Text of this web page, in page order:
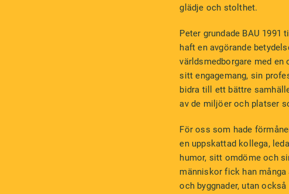
glädje och stolthet.
Peter grundade BAU
haft en avgörande
världsmedborgare med en
sitt engagemang, sin
bidra till ett bättre
av de miljöer och platser
För oss som hade
en uppskattad kollega,
humor, sitt omdöme och
människor fick han
och byggnader, utan